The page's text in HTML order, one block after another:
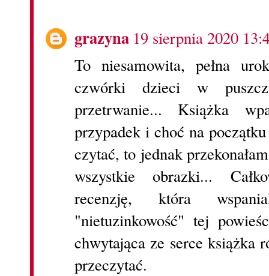
grazyna 19 sierpnia 2020
To niesamowita, pełna
czwórki dzieci w
przetrwanie... Książka
przypadek i choć na
czytać, to jednak
wszystkie obrazki...
recenzję, która
"nietuzinkowość" tej
chwytająca ze serce książka
przeczytać.